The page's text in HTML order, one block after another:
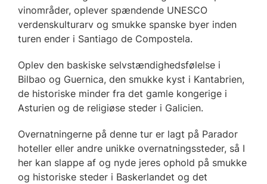
vinområder, oplever spændende UNESCO
verdenskulturarv og smukke spanske byer inden
turen ender i Santiago de Compostela.
Oplev den baskiske selvstændighedsfølelse i
Bilbao og Guernica, den smukke kyst i Kantabrien,
de historiske minder fra det gamle kongerige i
Asturien og de religiøse steder i Galicien.
Overnatningerne på denne tur er lagt på Parador
hoteller eller andre unikke overnatningssteder, så I
her kan slappe af og nyde jeres ophold på smukke
og historiske steder i Baskerlandet og det